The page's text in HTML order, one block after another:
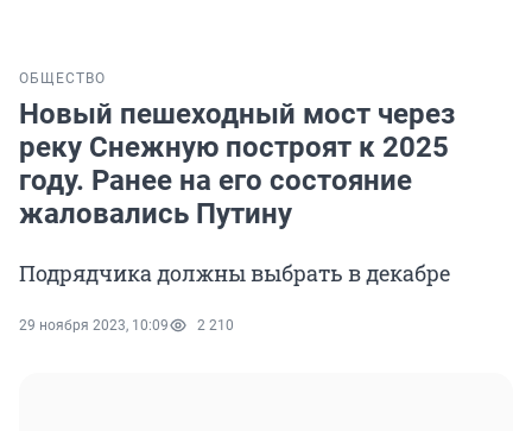
ОБЩЕСТВО
Новый пешеходный мост через
реку Снежную построят к 2025
году. Ранее на его состояние
жаловались Путину
Подрядчика должны выбрать в декабре
29 ноября 2023, 10:09 2 210